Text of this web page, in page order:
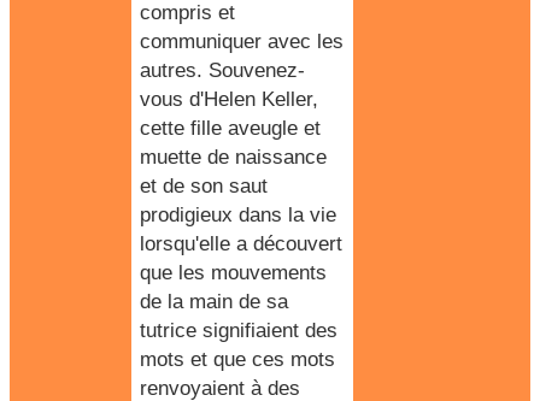
compris et
communiquer avec les
autres. Souvenez-
vous d'Helen Keller,
cette fille aveugle et
muette de naissance
et de son saut
prodigieux dans la vie
lorsqu'elle a découvert
que les mouvements
de la main de sa
tutrice signifiaient des
mots et que ces mots
renvoyaient à des